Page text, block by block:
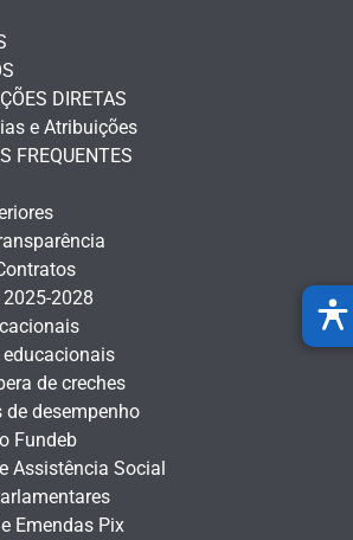
DIRETAS
e Atribuições
FREQUENTES
2028
de creches
de desempenho
Fundeb
Assistência Social
Emendas Pix